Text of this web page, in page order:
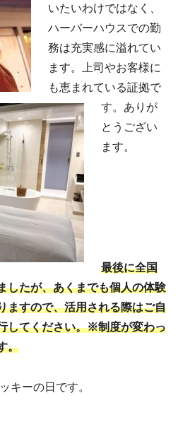
いたいわけではなく、
ハーバーハウスでの勤
務は充実感に溢れてい
ます。上司やお客様に
も恵まれている証拠で
す。ありが
とうござい
ます。
最後に全国
したが、あくまでも個人の体験
ますので、活用される際はご自
してください。※制度が変わっ
。
キーの日です。